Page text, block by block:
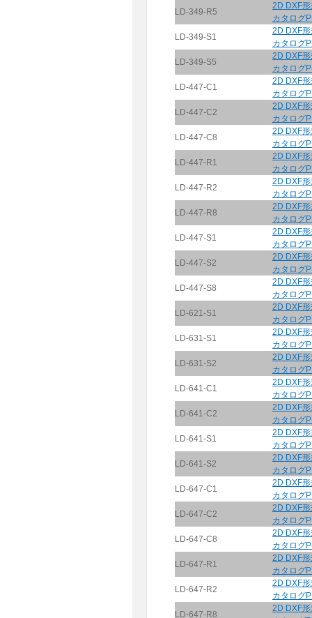
LD-349-R5
2D DXF
カタログ
LD-349-S1
2D DXF
カタログ
LD-349-S5
2D DXF
カタログ
LD-447-C1
2D DXF
カタログ
LD-447-C2
2D DXF
カタログ
LD-447-C8
2D DXF
カタログ
LD-447-R1
2D DXF
カタログ
LD-447-R2
2D DXF
カタログ
LD-447-R8
2D DXF
カタログ
LD-447-S1
2D DXF
カタログ
LD-447-S2
2D DXF
カタログ
LD-447-S8
2D DXF
カタログ
LD-621-S1
2D DXF
カタログ
LD-631-S1
2D DXF
カタログ
LD-631-S2
2D DXF
カタログ
LD-641-C1
2D DXF
カタログ
LD-641-C2
2D DXF
カタログ
LD-641-S1
2D DXF
カタログ
LD-641-S2
2D DXF
カタログ
LD-647-C1
2D DXF
カタログ
LD-647-C2
2D DXF
カタログ
LD-647-C8
2D DXF
カタログ
LD-647-R1
2D DXF
カタログ
LD-647-R2
2D DXF
カタログ
LD-647-R8
2D DXF